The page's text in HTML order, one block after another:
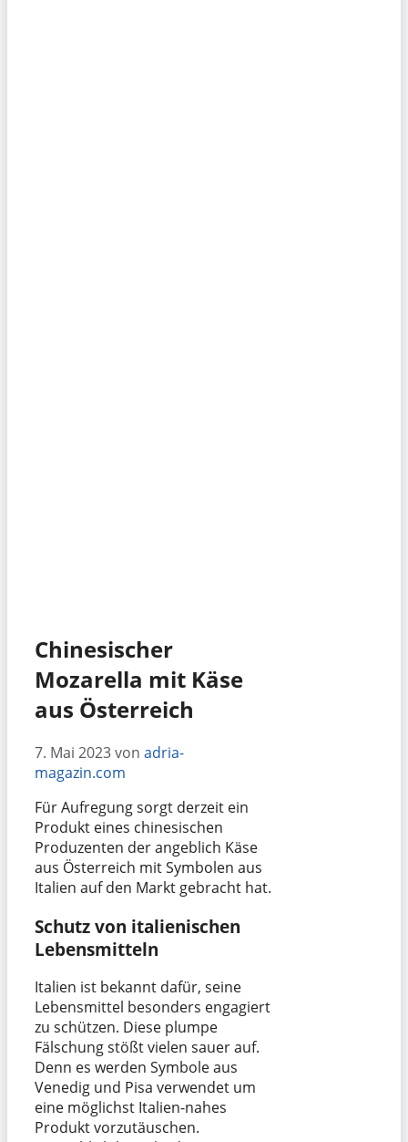
Chinesischer
Mozarella mit Käse
aus Österreich
7. Mai 2023von adria-
magazin.com
Für Aufregung sorgt derzeit ein
Produkt eines chinesischen
Produzenten der angeblich Käse
aus Österreich mit Symbolen aus
Italien auf den Markt gebracht hat.
Schutz von italienischen
Lebensmitteln
Italien ist bekannt dafür, seine
Lebensmittel besonders engagiert
zu schützen. Diese plumpe
Fälschung stößt vielen sauer auf.
Denn es werden Symbole aus
Venedig und Pisa verwendet um
eine möglichst Italien-nahes
Produkt vorzutäuschen.